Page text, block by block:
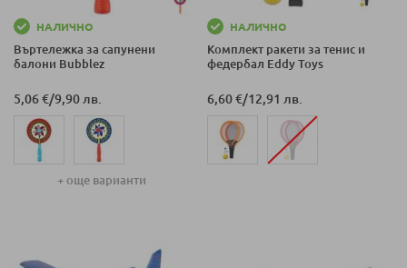
НАЛИЧНО
Въртележка за сапунени
балони Bubblez
5,06 €/9,90 лв.
+ още варианти
НАЛИЧНО
Комплект ракети за тенис и
федербал Eddy Toys
6,60 €/12,91 лв.